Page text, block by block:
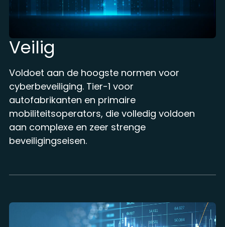
Veilig
Voldoet aan de hoogste normen voor
cyberbeveiliging. Tier-1 voor
autofabrikanten en primaire
mobiliteitsoperators, die volledig voldoen
aan complexe en zeer strenge
beveiligingseisen.